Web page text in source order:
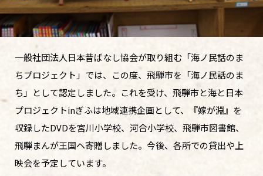
一般社団法人日本昔ばなし協会が取り組む「海ノ民話のま
ちプロジェクト」では、この度、飛騨市を「海ノ民話のま
ち」として認定しました。これを受け、飛騨市と海と日本
プロジェクトinぎふは地域連携企画として、『嫁が淵』を
収録したDVDを宮川小学校、河合小学校、飛騨市図書館、
飛騨まんが王国ヘ寄贈しました。今後、各所での貸出や上
映会を予定しています。